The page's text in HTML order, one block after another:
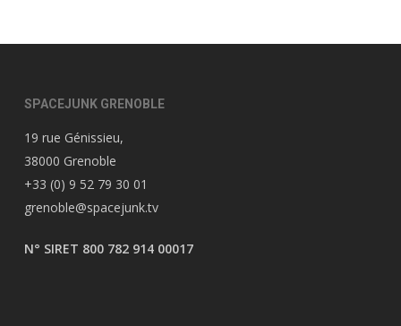
SPACEJUNK GRENOBLE
19 rue Génissieu,
38000 Grenoble
+33 (0) 9 52 79 30 01
grenoble@spacejunk.tv
N° SIRET 800 782 914 00017